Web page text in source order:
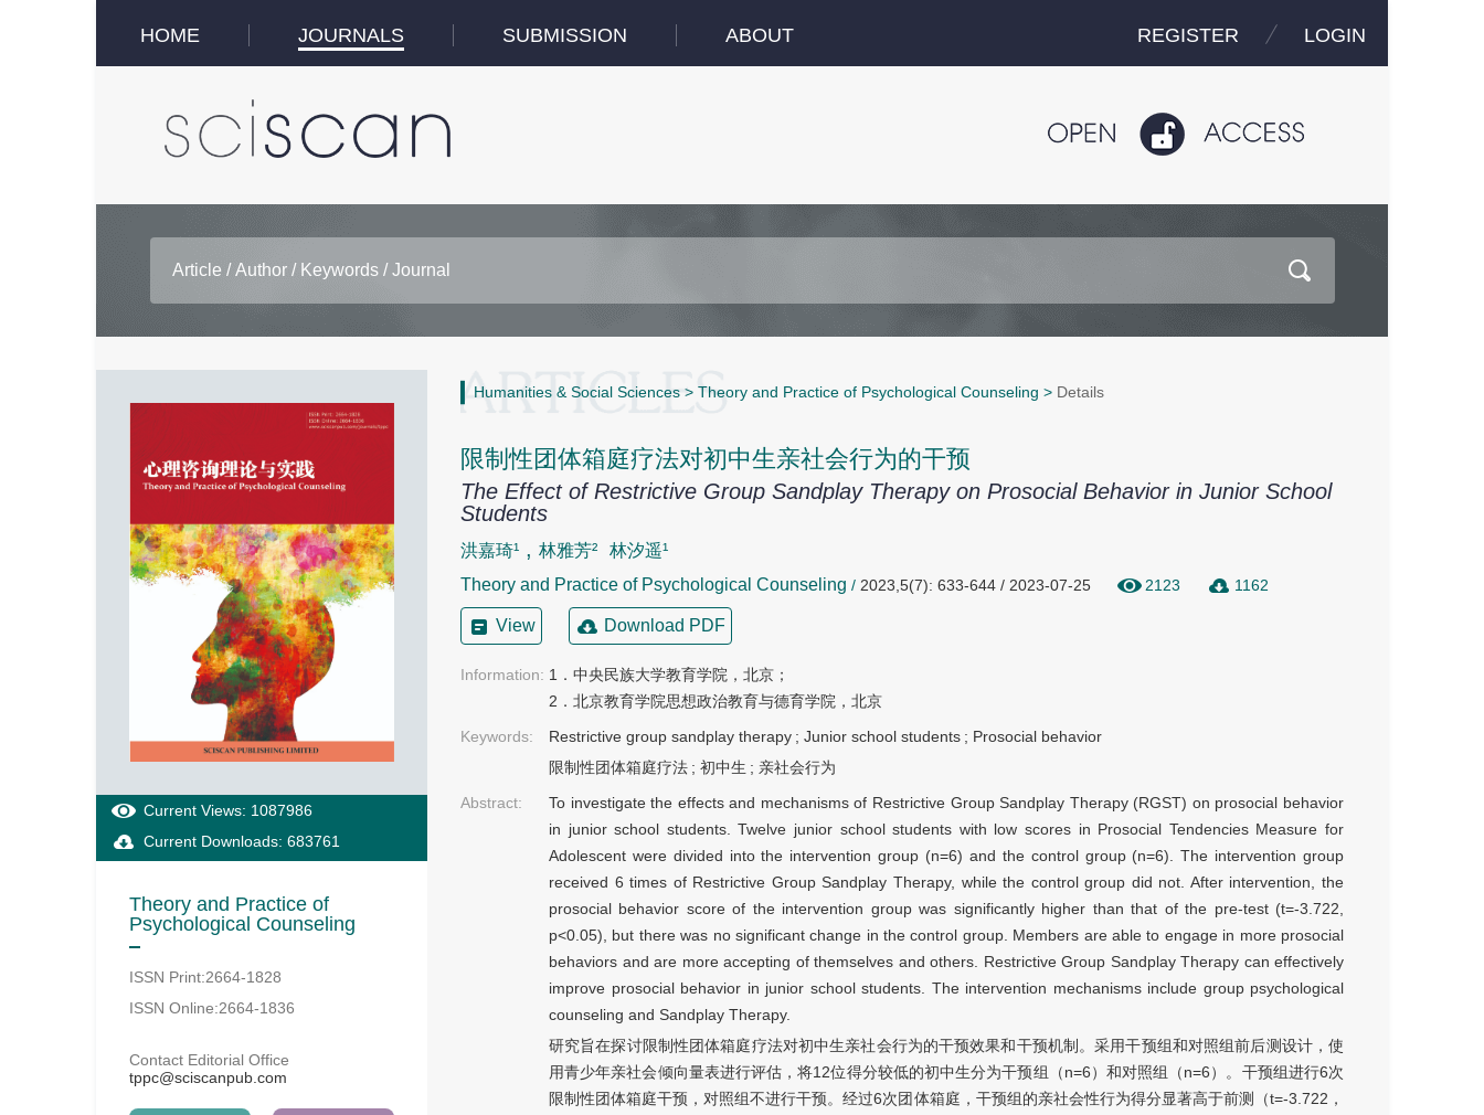
HOME JOURNALS SUBMISSION ABOUT REGISTER LOGIN
Current Views: 1087986
Current Downloads: 683761
Theory and Practice of
Psychological Counseling
ISSN Print:2664-1828
ISSN Online:2664-1836
Contact Editorial Office
tppc@sciscanpub.com
Humanities & Social Sciences > Theory and Practice of Psychological Counseling > Details
限制性团体箱庭疗法对初中生亲社会行为的干预
The Effect of Restrictive Group Sandplay Therapy on Prosocial Behavior in Junior School
Students
洪嘉琦¹ , 林雅芳²
林汐遥¹
Theory and Practice of Psychological Counseling / 2023,5(7): 633-644 / 2023-07-25 2123 1162
View Download PDF
Information: 1．中央民族大学教育学院，北京；
2．北京教育学院思想政治教育与德育学院，北京
Keywords:
Restrictive group sandplay therapy ; Junior school students ; Prosocial behavior
限制性团体箱庭疗法 ; 初中生 ; 亲社会行为
Abstract:
To investigate the effects and mechanisms of Restrictive Group Sandplay Therapy (RGST) on prosocial behavior
in junior school students. Twelve junior school students with low scores in Prosocial Tendencies Measure for
Adolescent were divided into the intervention group (n=6) and the control group (n=6). The intervention group
received 6 times of Restrictive Group Sandplay Therapy, while the control group did not. After intervention, the
prosocial behavior score of the intervention group was significantly higher than that of the pre-test (t=-3.722,
p<0.05), but there was no significant change in the control group. Members are able to engage in more prosocial
behaviors and are more accepting of themselves and others. Restrictive Group Sandplay Therapy can effectively
improve prosocial behavior in junior school students. The intervention mechanisms include group psychological
counseling and Sandplay Therapy.
研究旨在探讨限制性团体箱庭疗法对初中生亲社会行为的干预效果和干预机制。采用干预组和对照组前后测设计，使
用青少年亲社会倾向量表进行评估，将12位得分较低的初中生分为干预组（n=6）和对照组（n=6）。干预组进行6次
限制性团体箱庭干预，对照组不进行干预。经过6次团体箱庭，干预组的亲社会性行为得分显著高于前测（t=-3.722，